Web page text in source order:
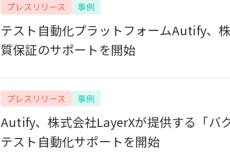
プレスリリース 事例
テスト自動化プラットフォームAutify、
質保証のサポートを開始
プレスリリース 事例
Autify、株式会社LayerXが提供する「バ
テスト自動化サポートを開始